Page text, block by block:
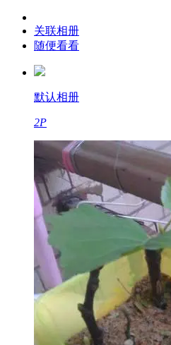
关联相册
随便看看
默认相册
2P